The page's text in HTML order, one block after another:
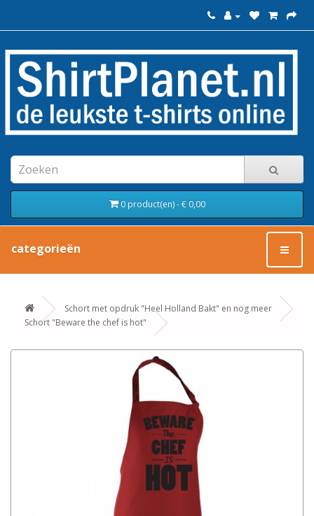
0 product(en) - € 0,00
categorieën
Schort met opdruk "Heel Holland Bakt" en nog meer
Schort "Beware the chef is hot"